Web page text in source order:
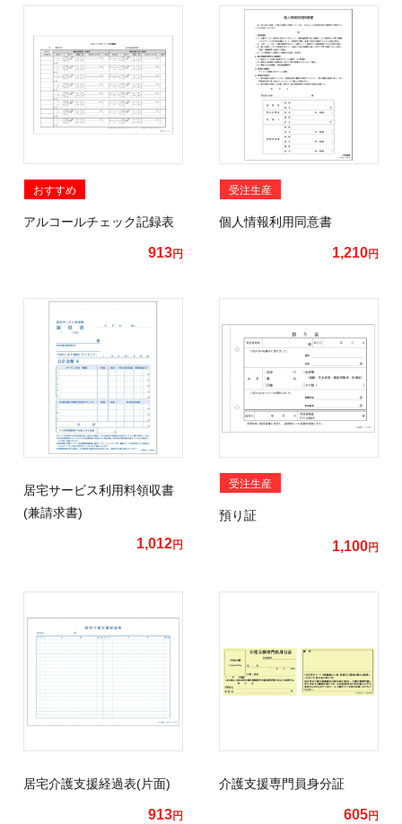
おすすめ
アルコールチェック記録表
913円
受注生産
個人情報利用同意書
1,210円
居宅サービス利用料領収書
(兼請求書)
1,012円
受注生産
預り証
1,100円
居宅介護支援経過表(片面)
913円
介護支援専門員身分証
605円